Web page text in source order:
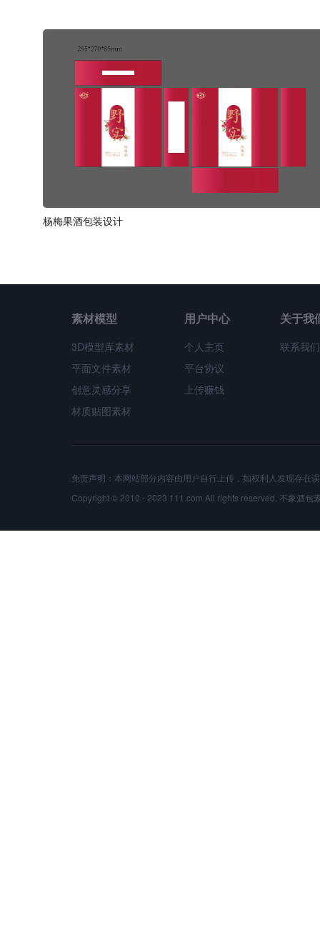
杨梅果酒包装设计
素材模型
3D模型库素材
平面文件素材
创意灵感分享
材质贴图素材
用户中心
个人主页
平台协议
上传赚钱
关于我
联系我们
免责声明：本网站部分内容由用户自行上传，如权利人发现存在
Copyright © 2010 - 2023 111.com All rights reserved. 不象酒包